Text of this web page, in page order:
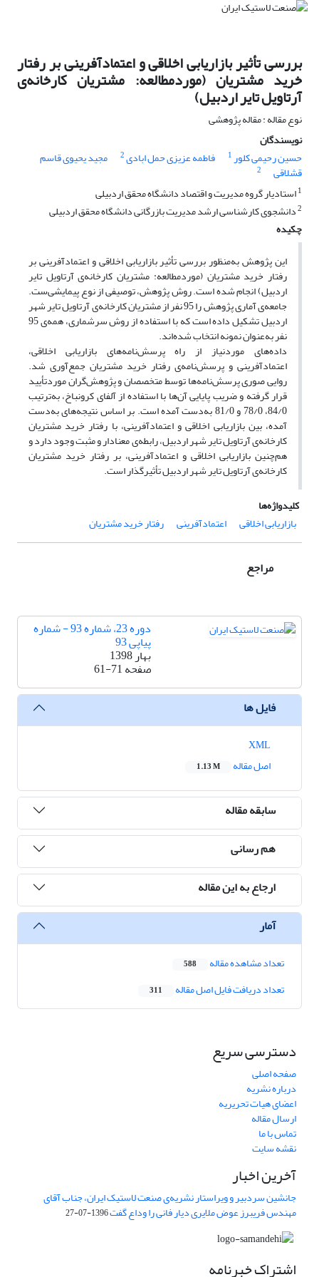
بررسی تأثیر بازاریابی اخلاقی و اعتمادآفرینی بر رفتار
خرید مشتریان (موردمطالعه: مشتریان کارخانه‌ی
آرتاویل تایر اردبیل)
نوع مقاله : مقاله پژوهشی
نویسندگان
حسین رحیمی کلور1 فاطمه عزیزی حمل ابادی2 مجید یحیوی قاسم
قشلاقی
2
1استادیار گروه مدیریت و اقتصاد دانشگاه محقق اردبیلی
2دانشجوی کارشناسی ارشد مدیریت بازرگانی دانشگاه محقق اردبیلی
چکیده
این پژوهش به‌منظور بررسی تأثیر بازاریابی اخلاقی و اعتمادآفرینی بر
رفتار خرید مشتریان (موردمطالعه: مشتریان کارخانه‌ی آرتاویل تایر
اردبیل) انجام شده است. روش پژوهش، توصیفی از نوع پیمایشی‌ست.
جامعه‌ی آماری پژوهش را 95 نفر از مشتریان کارخانه‌ی آرتاویل تایر شهر
اردبیل تشکیل داده است که با استفاده از روش سرشماری، همه‌ی 95
نفر به‌عنوان نمونه انتخاب شده‌اند.
داده‌های موردنیاز از راه پرسش‌نامه‌های بازاریابی اخلاقی،
اعتمادآفرینی و پرسش‌نامه‌ی رفتار خرید مشتریان جمع‌آوری شد.
روایی صوری پرسش‌نامه‌ها توسط متخصصان و پژوهش‌گران موردتأیید
قرار گرفته و ضریب پایایی آن‌ها با استفاده از آلفای کرونباخ، به‌ترتیب
84/0‌، 78/0 و 81/0 به‌دست آمده است. بر اساس نتیجه‌های به‌دست
آمده، بین بازاریابی اخلاقی و اعتمادآفرینی، با رفتار خرید مشتریان
کارخانه‌ی آرتاویل تایر شهر اردبیل، رابطه‌ی معنادار و مثبت وجود دارد و
هم‌چنین بازاریابی اخلاقی و اعتمادآفرینی، بر رفتار خرید مشتریان
کارخانه‌ی آرتاویل تایر شهر اردبیل تأثیرگذار است.
کلیدواژه‌ها
بازاریابی اخلاقی
اعتمادآفرینی رفتار خرید مشتریان
مراجع
دوره 23، شماره 93 - شماره
پیاپی 93
بهار 1398
صفحه61-71
فایل ها
اصل مقاله
1.13 M
سابقه مقاله
هم رسانی
ارجاع به این مقاله
آمار
تعداد مشاهده مقاله 588
تعداد دریافت فایل اصل مقاله 311
دسترسی سریع
صفحه اصلی
درباره نشریه
اعضای هیات تحریریه
ارسال مقاله
تماس با ما
نقشه سایت
آخرین اخبار
جانشین سردبیر و ویراستار نشریه‌ی صنعت لاستیک ایران، جناب آقای
مهندس فریبرز عوض ملایری دیار فانی را وداع گفت1396-07-27
اشتراک خبرنامه